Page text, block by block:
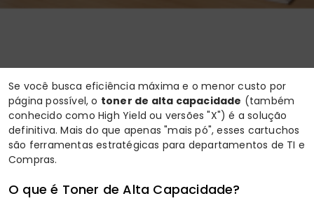
Se você busca eficiência máxima e o menor custo por
página possível, o toner de alta capacidade (também
conhecido como High Yield ou versões "X") é a solução
definitiva. Mais do que apenas "mais pó", esses cartuchos
são ferramentas estratégicas para departamentos de TI e
Compras.
O que é Toner de Alta Capacidade?